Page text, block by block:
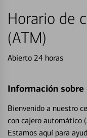
Horario de
(ATM)
Abierto 24 horas
Información sobre
Bienvenido a nuestro
con cajero automático
Estamos aquí para